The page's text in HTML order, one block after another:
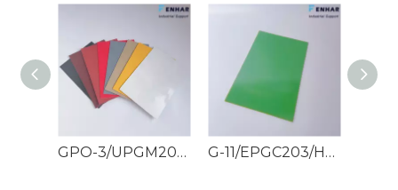
GPO-3/UPGM203/HM2471 Fogli in fibra di poliestere G-11/EPGC203/HGW2372.4 Lastre di vetro epossidico